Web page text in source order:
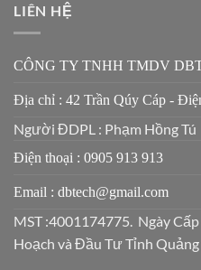
LIÊN HỆ
CÔNG TY TNHH TMDV
Địa chỉ : 42 Trần Qúy Cáp -
Người ĐDPL : Phạm Hồng Tú
Điện thoại : 0905 913 913
Email : dbtech@gmail.com
MST :4001174775. Ngày
Hoạch và Đầu Tư Tỉnh Quảng